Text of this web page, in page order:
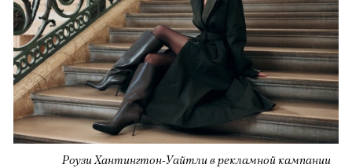
Роузи Хантингтон-Уайтли в рекламной кампании